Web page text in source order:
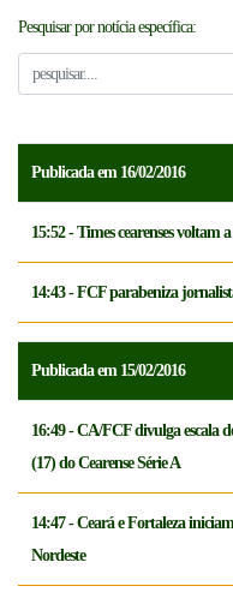
NOTICÍAS
CREDENCIAMENTO
Pesquisar por notícia específica:
Publicada em 16/02/2016
15:52 - Times cearenses voltam
14:43 - FCF parabeniza
Publicada em 15/02/2016
16:49 - CA/FCF divulga escala
(17) do Cearense Série A
14:47 - Ceará e Fortaleza
Nordeste